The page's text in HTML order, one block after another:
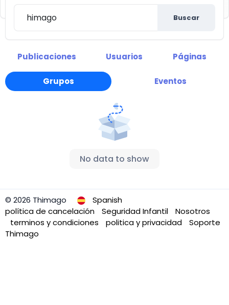
Buscar
Publicaciones Usuarios Páginas
Grupos Eventos
No data to show
© 2026 Thimago
Spanish
política de cancelación
Seguridad Infantil
Nosotros
terminos y condiciones
politica y privacidad
Soporte
Thimago